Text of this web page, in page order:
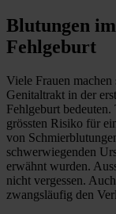
Blutungen
Fehlgeburt
Viele Frauen machen
Genitaltrakt in der
Fehlgeburt bedeuten.
grössten Risiko für
von
schwerwiegenden
erwähnt wurden.
nicht vergessen.
zwangsläufig den